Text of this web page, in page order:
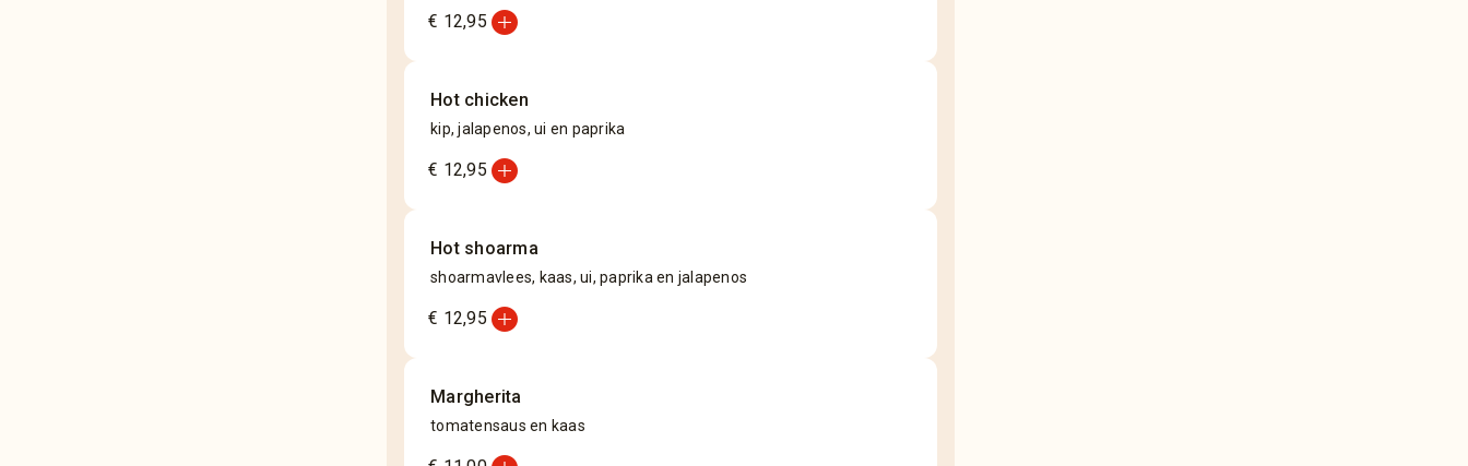
€ 12,95 add_circle
Hot chicken
kip, jalapenos, ui en paprika
€ 12,95 add_circle
Hot shoarma
shoarmavlees, kaas, ui, paprika en jalapenos
€ 12,95 add_circle
Margherita
tomatensaus en kaas